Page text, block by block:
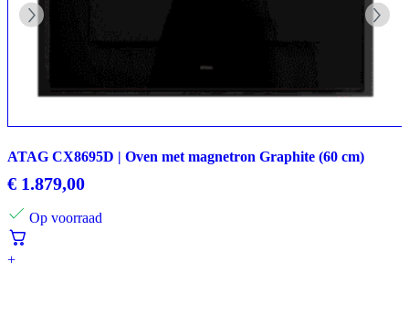
ATAG CX8695D | Oven met magnetron Graphite (60 cm)
€ 1.879,00
Op voorraad
+